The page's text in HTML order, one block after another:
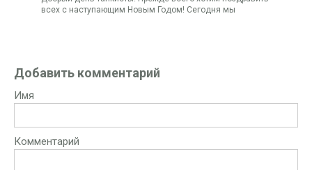
всех с наступающим Новым Годом! Сегодня мы
Добавить комментарий
Имя
Комментарий